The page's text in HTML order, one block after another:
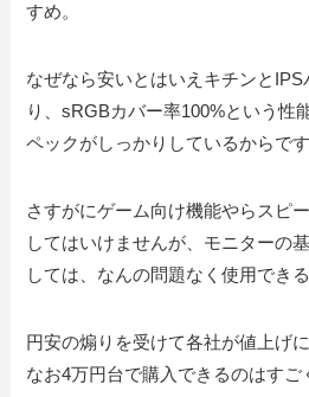
すめ。
なぜなら安いとはいえキチンと
り、sRGBカバー率100%という性
ペックがしっかりしているからです
さすがにゲーム向け機能やらスピ
してはいけませんが、モニターの
しては、なんの問題なく使用できる
円安の煽りを受けて各社が値上げ
なお4万円台で購入できるのはすご